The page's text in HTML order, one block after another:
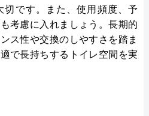
切です。また、使用頻度、予
考慮に入れましょう。長期的
ス性や交換のしやすさを踏ま
で長持ちするトイレ空間を実